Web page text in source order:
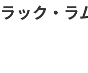
ック・